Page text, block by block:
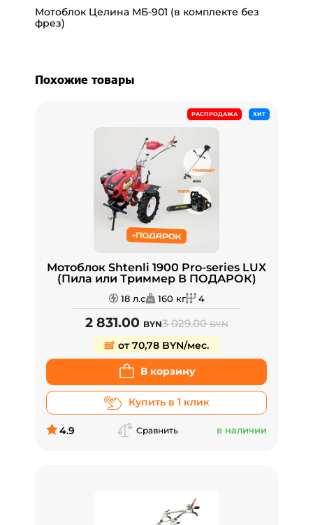
Мотоблок Целина МБ-901 (в комплекте без
фрез)
Похожие товары
РАСПРОДАЖА ХИТ
Мотоблок Shtenli 1900 Pro-series LUX
(Пила или Триммер В ПОДАРОК)
18 л.с 160 кг 4
2 831.00 BYN3 029.00BYN
от 70,78 BYN/мес.
В корзину
Купить в 1 клик
4.9 Сравнить в наличии